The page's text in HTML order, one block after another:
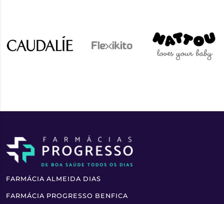
FARMÁCIA ALMEIDA DIAS
FARMÁCIA PROGRESSO BENFICA